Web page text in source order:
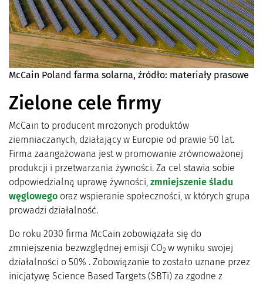
McCain Poland farma solarna, źródło: materiały prasowe
Zielone cele firmy
McCain to producent mrożonych produktów
ziemniaczanych, działający w Europie od prawie 50 lat.
Firma zaangażowana jest w promowanie zrównoważonej
produkcji i przetwarzania żywności. Za cel stawia sobie
odpowiedzialną uprawę żywności, zmniejszenie śladu
węglowego oraz wspieranie społeczności, w których grupa
prowadzi działalność.
Do roku 2030 firma McCain zobowiązała się do
zmniejszenia bezwzględnej emisji CO2 w wyniku swojej
działalności o 50% . Zobowiązanie to zostało uznane przez
inicjatywę Science Based Targets (SBTi) za zgodne z